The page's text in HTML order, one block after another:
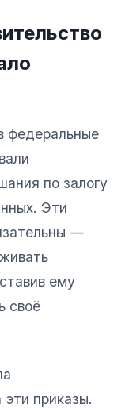
федеральные
по залогу
Эти
—
ему
своё
эти приказы.